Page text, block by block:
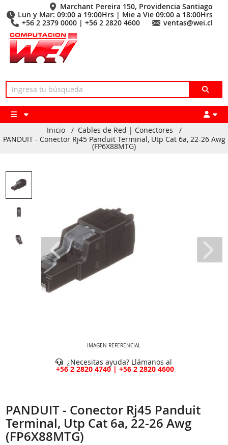
Marchant Pereira 150, Providencia Santiago
Lun y Mar: 09:00 a 19:00Hrs | Mie a Vie 09:00 a 18:00Hrs
+56 2 2379 0000 | +56 2 2820 4600
ventas@wei.cl
Inicio / Cables de Red | Conectores
/
PANDUIT - Conector Rj45 Panduit Terminal, Utp Cat 6a, 22-26 Awg
(FP6X88MTG)
IMAGEN REFERENCIAL
¿Necesitas ayuda? Llámanos al
+56 2 2820 4740 | +56 2 2820 4600
PANDUIT - Conector Rj45 Panduit
Terminal, Utp Cat 6a, 22-26 Awg
(FP6X88MTG)